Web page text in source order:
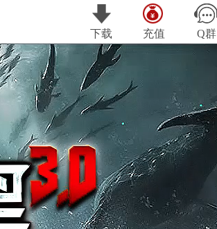
下载 充值 Q群